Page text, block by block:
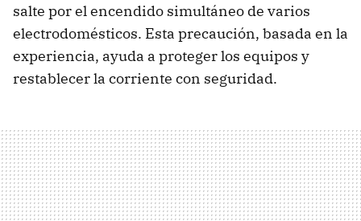
salte por el encendido simultáneo de varios
electrodomésticos. Esta precaución, basada en la
experiencia, ayuda a proteger los equipos y
restablecer la corriente con seguridad.